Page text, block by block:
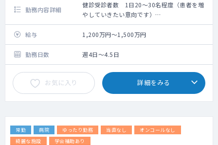
員割引（医療脱毛半額などご家族利用可）
・社食あり(レトルト食品)
・ワクチン接種（インフルエンザ）あり
・健康診断
・結婚祝、出産祝、出産育児一時金、育児休
業給付金、傷病手当あり
・書籍手当、美容手当、プレゼント手当など
勤務内容詳細
健診受診者数 1日20～30名程度（患者を増
やしていきたい意向です）
一般健診、住民健診、企業健診、協会けん
ぽ、人間ドック
インフルエンザ問診・接種 400件前後/年
企業訪問健診：10件～15件/月
職員健診の対応
給与 1,200万円～1,500万円
勤務日数 週4日～4.5日
お気に入り 詳細をみる
常勤 病院 ゆったり勤務 当直なし
オンコールなし
綺麗な施設
学会補助あり